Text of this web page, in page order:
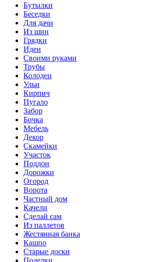
Бутылки
Беседки
Для дачи
Из шин
Грядки
Идеи
Своими руками
Трубы
Колодец
Ульи
Кирпич
Пугало
Забор
Бочка
Мебель
Декор
Скамейки
Участок
Поддон
Дорожки
Огород
Ворота
Частный дом
Качели
Сделай сам
Из паллетов
Жестянная банка
Кашпо
Старые доски
Поделки